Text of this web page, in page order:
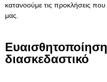
κατανοούμε τις προκλήσεις
μας.
διασκεδαστικό